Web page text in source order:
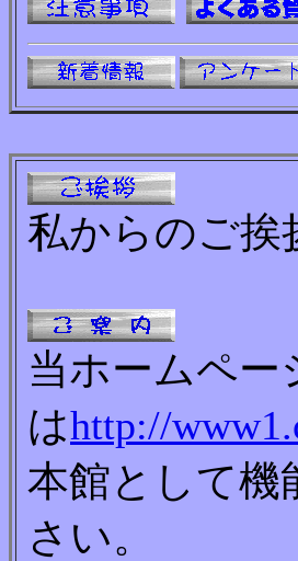
私からのご挨
当ホームペー
はhttp://
本館として機
さい。